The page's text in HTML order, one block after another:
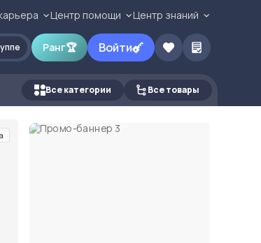
Центр помощи Центр знаний
Ранг🏆 Войти
Все категории Все товары